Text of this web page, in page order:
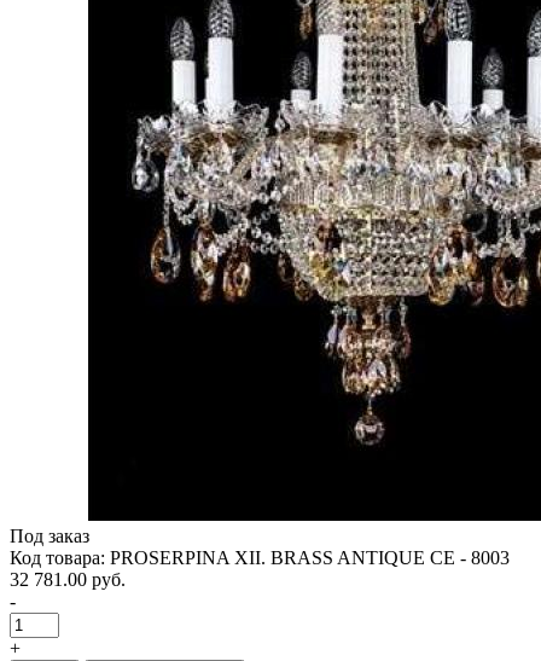
Под заказ
Код товара: PROSERPINA XII. BRASS ANTIQUE CE - 8003
32 781.00 руб.
-
+